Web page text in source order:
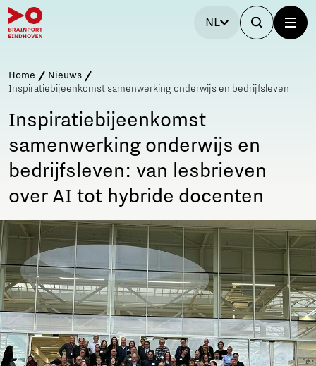
NL
Home
Nieuws
Inspiratiebijeenkomst samenwerking onderwijs en bedrijfsleven
Inspiratiebijeenkomst
samenwerking onderwijs en
bedrijfsleven: van lesbrieven
over AI tot hybride docenten